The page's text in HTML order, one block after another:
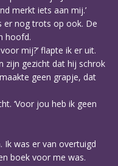
merkt iets aan mij.’
er nog trots op ook. De
hoofd.
mij?’ flapte ik er uit.
zijn gezicht dat hij schrok
geen grapje, dat
‘Voor jou heb ik geen
Ik was er van overtuigd
boek voor me was.